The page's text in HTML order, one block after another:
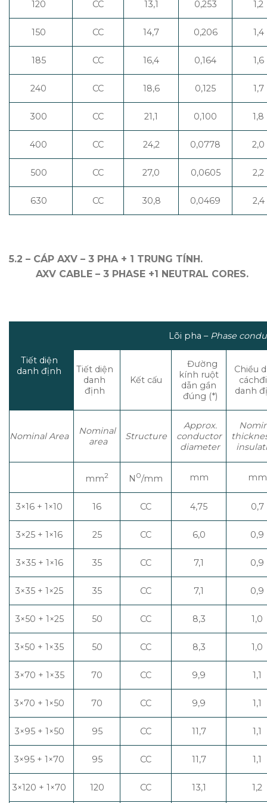
120 CC 13,1 0,253 1,2
150 CC 14,7 0,206 1,4
185 CC 16,4 0,164 1,6
240 CC 18,6 0,125 1,7
300 CC 21,1 0,100 1,8
400 CC 24,2 0,0778 2,0
500 CC 27,0 0,0605 2,2
630 CC 30,8 0,0469 2,4
5.2 – CÁP AXV – 3 PHA + 1 TRUNG TÍNH.
AXV CABLE – 3 PHASE +1 NEUTRAL CORES.
Tiết diện
danh định
Lõi pha – Phase
Tiết diện
danh
định
Kết cấu
Đường
kính ruột
dẫn gần
đúng (*)
Chiều
danh
NominalArea
Nominal
area
Structure
Approx.
conductor
diameter
mm2 N 0/mm mm mm
3×16 + 1×10 16 CC 4,75 0,7
3×25 + 1×16 25 CC 6,0 0,9
3×35 + 1×16 35 CC 7,1 0,9
3×35 + 1×25 35 CC 7,1 0,9
3×50 + 1×25 50 CC 8,3 1,0
3×50 + 1×35 50 CC 8,3 1,0
3×70 + 1×35 70 CC 9,9 1,1
3×70 + 1×50 70 CC 9,9 1,1
3×95 + 1×50 95 CC 11,7 1,1
3×95 + 1×70 95 CC 11,7 1,1
3×120 + 1×70 120 CC 13,1 1,2